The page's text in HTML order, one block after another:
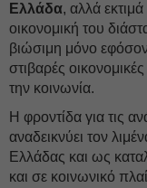
Ελλάδα, αλλά
οικονομική του
βιώσιμη μόνο εφόσον
στιβαρές
την κοινωνία.
Η φροντίδα για τις
αναδεικνύει τον
Ελλάδας και ως
και σε κοινωνικό